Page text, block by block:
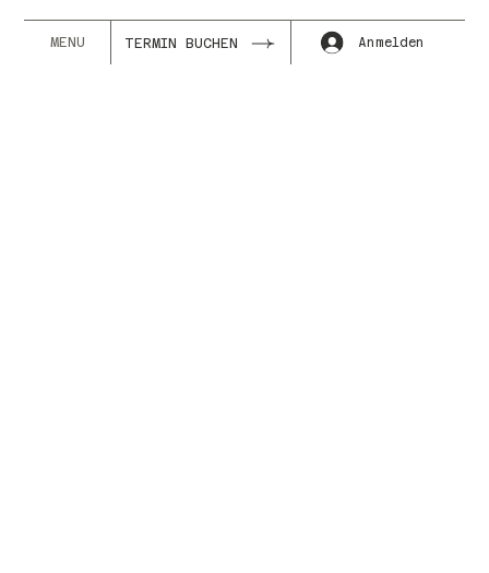
TERMIN BUCHEN Anmelden
MENU